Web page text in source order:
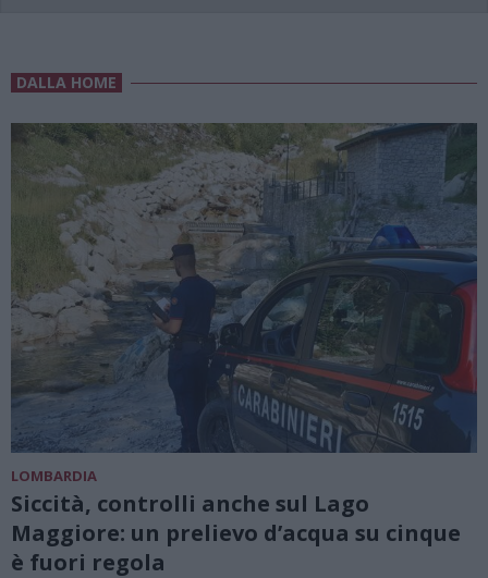
DALLA HOME
LOMBARDIA
Siccità, controlli anche sul Lago
Maggiore: un prelievo d’acqua su cinque
è fuori regola